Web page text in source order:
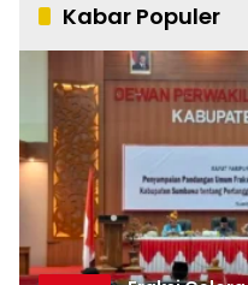
Kabar Populer